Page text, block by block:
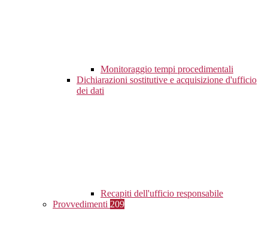
Monitoraggio tempi procedimentali
Dichiarazioni sostitutive e acquisizione d'ufficio
dei dati
Recapiti dell'ufficio responsabile
Provvedimenti 209